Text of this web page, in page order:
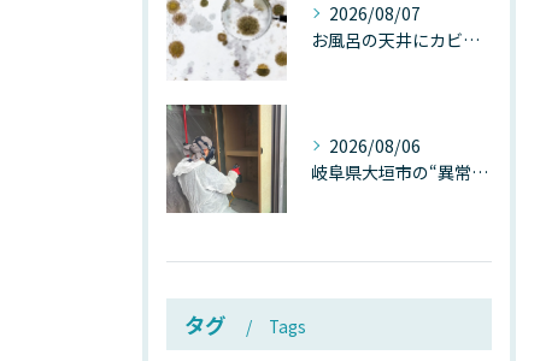
2026/08/07
お風呂の天井にカビが生えたら要注意！2026年8月の猛暑・高湿度で急増する浴室カビの原因と正しい対策
2026/08/06
岐阜県大垣市の“異常に高い気温”が建物内部を腐らせる──深層カビが爆発的に増える本当の理由
タグ Tags